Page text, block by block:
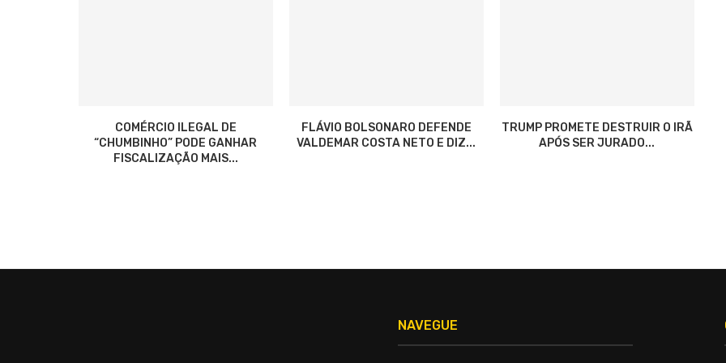
COMÉRCIO ILEGAL DE
“CHUMBINHO” PODE GANHAR
FISCALIZAÇÃO MAIS...
FLÁVIO BOLSONARO DEFENDE
VALDEMAR COSTA NETO E DIZ...
TRUMP PROMETE DESTRUIR O IRÃ
APÓS SER JURADO...
NAVEGUE